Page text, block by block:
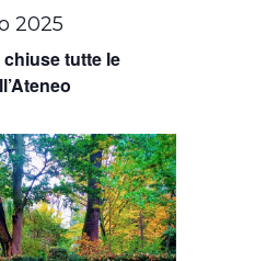
tutte le
2025